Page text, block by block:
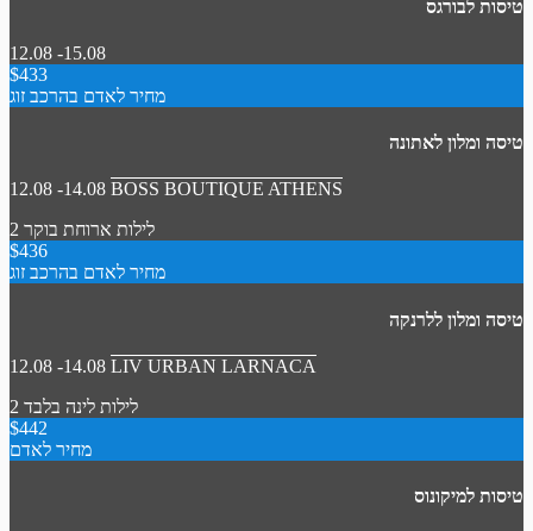
טיסות לבורגס
12.08 -15.08
$433
מחיר לאדם בהרכב זוג
טיסה ומלון לאתונה
12.08 -14.08 BOSS BOUTIQUE ATHENS
2 לילות ארוחת בוקר
$436
מחיר לאדם בהרכב זוג
טיסה ומלון ללרנקה
12.08 -14.08 LIV URBAN LARNACA
2 לילות לינה בלבד
$442
מחיר לאדם
טיסות למיקונוס